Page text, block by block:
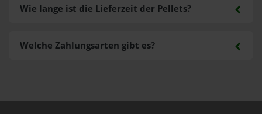
Welche Zahlungsarten gibt es?
Wie lange ist die Lieferzeit der Pellets?